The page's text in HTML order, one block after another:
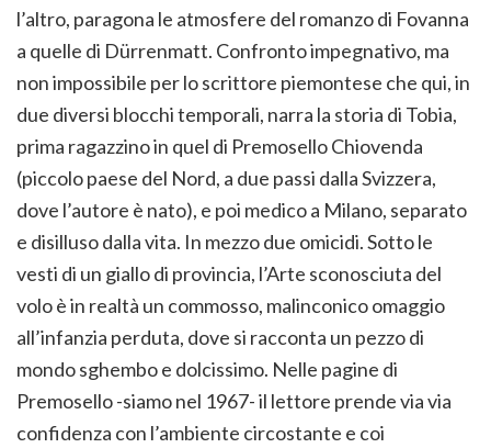
l’altro, paragona le atmosfere del romanzo di Fovanna
a quelle di Dürrenmatt. Confronto impegnativo, ma
non impossibile per lo scrittore piemontese che qui, in
due diversi blocchi temporali, narra la storia di Tobia,
prima ragazzino in quel di Premosello Chiovenda
(piccolo paese del Nord, a due passi dalla Svizzera,
dove l’autore è nato), e poi medico a Milano, separato
e disilluso dalla vita. In mezzo due omicidi. Sotto le
vesti di un giallo di provincia, l’Arte sconosciuta del
volo è in realtà un commosso, malinconico omaggio
all’infanzia perduta, dove si racconta un pezzo di
mondo sghembo e dolcissimo. Nelle pagine di
Premosello -siamo nel 1967- il lettore prende via via
confidenza con l’ambiente circostante e coi